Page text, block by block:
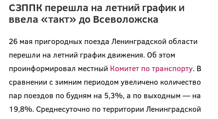
СЗППК перешла на летний график и
ввела «такт» до Всеволожска
26 мая пригородных поезда Ленинградской области
перешли на летний график движения. Об этом
проинформировал местный Комитет по транспорту. В
сравнении с зимним периодом увеличено количество
пар поездов по будням на 5,3%, а по выходным — на
19,8%. Среднесуточно по территории Ленинградской